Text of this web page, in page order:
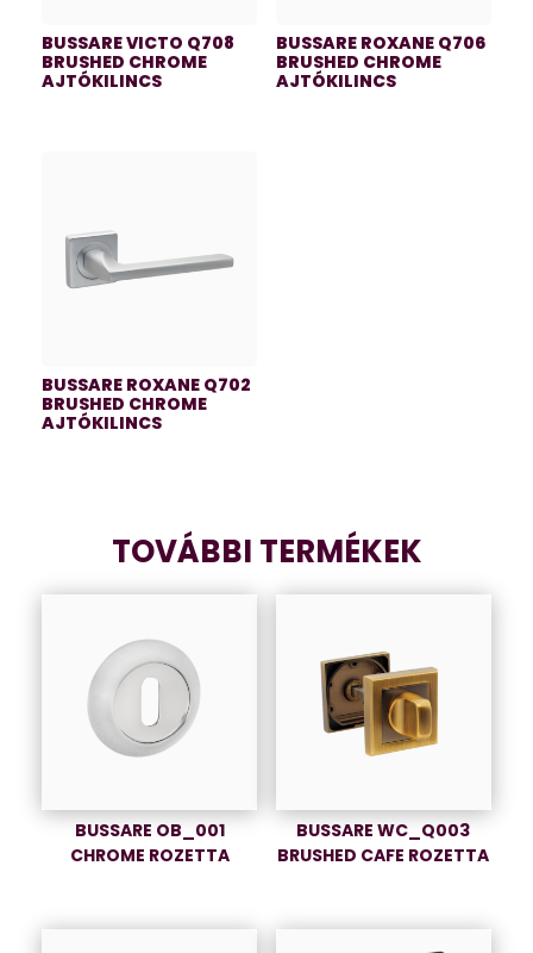
BUSSARE VICTO Q708
BRUSHED CHROME
AJTÓKILINCS
BUSSARE ROXANE Q706
BRUSHED CHROME
AJTÓKILINCS
BUSSARE ROXANE Q702
BRUSHED CHROME
AJTÓKILINCS
TOVÁBBI TERMÉKEK
BUSSARE OB_001
CHROME ROZETTA
BUSSARE WC_Q003
BRUSHED CAFE ROZETTA